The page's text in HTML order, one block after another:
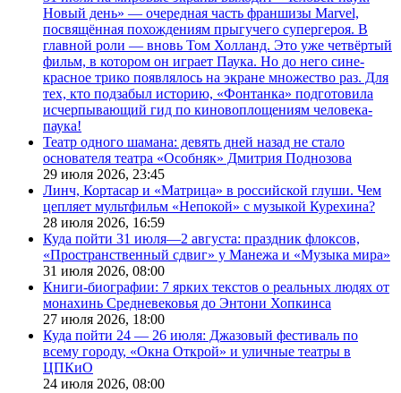
Новый день» — очередная часть франшизы Marvel,
посвящённая похождениям прыгучего супергероя. В
главной роли — вновь Том Холланд. Это уже четвёртый
фильм, в котором он играет Паука. Но до него сине-
красное трико появлялось на экране множество раз. Для
тех, кто подзабыл историю, «Фонтанка» подготовила
исчерпывающий гид по киновоплощениям человека-
паука!
Театр одного шамана: девять дней назад не стало
основателя театра «Особняк» Дмитрия Поднозова
29 июля 2026, 23:45
Линч, Кортасар и «Матрица» в российской глуши. Чем
цепляет мультфильм «Непокой» с музыкой Курехина?
28 июля 2026, 16:59
Куда пойти 31 июля—2 августа: праздник флоксов,
«Пространственный сдвиг» у Манежа и «Музыка мира»
31 июля 2026, 08:00
Книги-биографии: 7 ярких текстов о реальных людях от
монахинь Средневековья до Энтони Хопкинса
27 июля 2026, 18:00
Куда пойти 24 — 26 июля: Джазовый фестиваль по
всему городу, «Окна Открой» и уличные театры в
ЦПКиО
24 июля 2026, 08:00